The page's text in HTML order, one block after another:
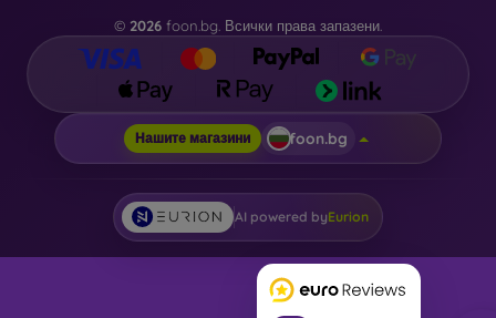
© 2026 foon.bg. Всички права запазени.
Нашите магазини foon.bg
AI powered byEurion